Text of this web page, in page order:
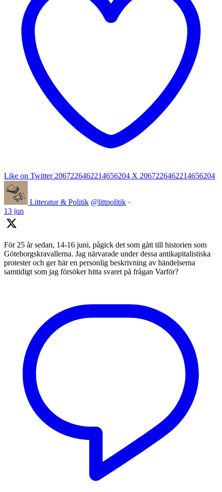
Like on Twitter 2067226462214656204 X 2067226462214656204
Litteratur & Politik @littpolitik ·
13 jun
För 25 år sedan, 14-16 juni, pågick det som gått till historien som
Göteborgskravallerna. Jag närvarade under dessa antikapitalistiska
protester och ger här en personlig beskrivning av händelserna
samtidigt som jag försöker hitta svaret på frågan Varför?